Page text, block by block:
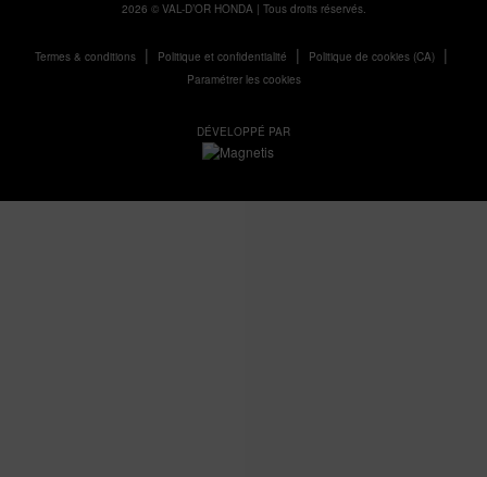
2026 © VAL-D’OR HONDA| Tous droits réservés.
Termes & conditions | Politique et confidentialité | Politique de cookies (CA) |
Paramétrer les cookies
DÉVELOPPÉ PAR